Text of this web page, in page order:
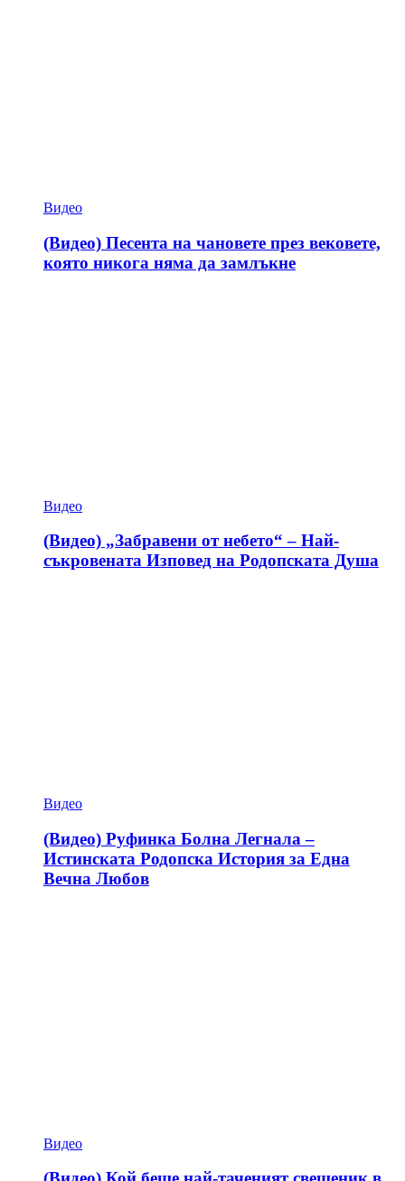
Видео
(Видео) Песента на чановете през вековете,
която никога няма да замлъкне
Видео
(Видео) „Забравени от небето“ – Най-
съкровената Изповед на Родопската Душа
Видео
(Видео) Руфинка Болна Легнала –
Истинската Родопска История за Една
Вечна Любов
Видео